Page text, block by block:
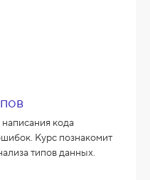
кода
Курс познакомит
типов данных.